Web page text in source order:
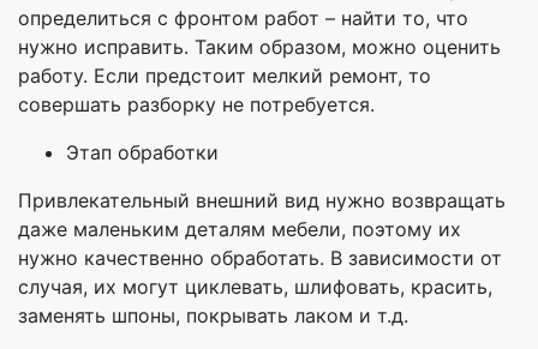
определиться с фронтом работ – найти то, что
нужно исправить. Таким образом, можно оценить
работу. Если предстоит мелкий ремонт, то
совершать разборку не потребуется.
Этап обработки
Привлекательный внешний вид нужно возвращать
даже маленьким деталям мебели, поэтому их
нужно качественно обработать. В зависимости от
случая, их могут циклевать, шлифовать, красить,
заменять шпоны, покрывать лаком и т.д.